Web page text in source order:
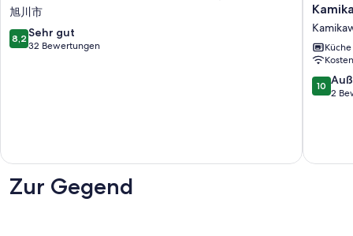
Hill
und
Patchwork
Hill
旭川市
8.2
von
8,2 Sehr gut
32 Bewertungen
small
in
the
hills
of
Biei
gun
Küche
10.0
von
10
2
Zur Gegend